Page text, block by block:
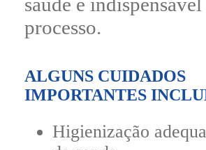
processo.
ALGUNS CUIDADOS
IMPORTANTES
Higienização